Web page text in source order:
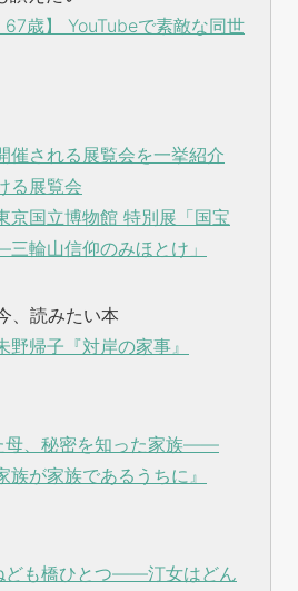
67歳】 YouTubeで素敵な同世
催される展覧会を一挙紹介
る展覧会
京国立博物館 特別展「国宝
輪山信仰のみほとけ」
、読みたい本
帰子『対岸の家事』
母、秘密を知った家族——
族が家族であるうちに』
ども橋ひとつ——汀女はどん